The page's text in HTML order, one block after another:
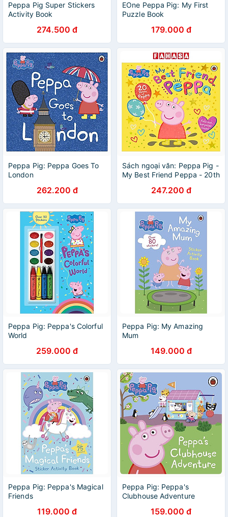
Peppa Pig Super Stickers
Activity Book
274.500 đ
EOne Peppa Pig: My First
Puzzle Book
179.000 đ
Peppa Pig: Peppa Goes To
London
262.200 đ
Sách ngoại văn: Peppa Pig -
My Best Friend Peppa - 20th
247.200 đ
Peppa Pig: Peppa's Colorful
World
259.000 đ
Peppa Pig: My Amazing
Mum
149.000 đ
Peppa Pig: Peppa's Magical
Friends
119.000 đ
Peppa Pig: Peppa's
Clubhouse Adventure
159.000 đ